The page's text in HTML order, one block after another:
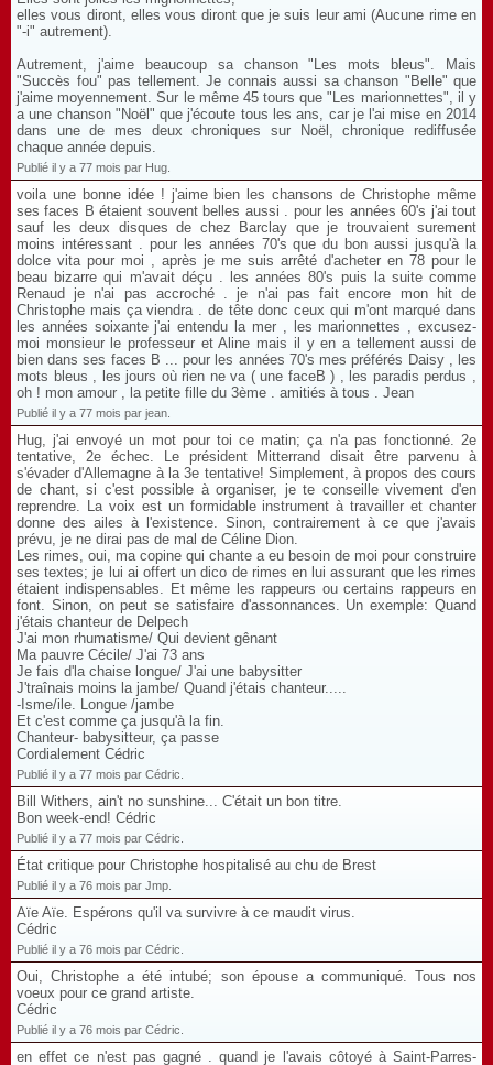
elles vous diront, elles vous diront que je suis leur ami (Aucune rime en
"-i" autrement).
Autrement, j'aime beaucoup sa chanson "Les mots bleus". Mais
"Succès fou" pas tellement. Je connais aussi sa chanson "Belle" que
j'aime moyennement. Sur le même 45 tours que "Les marionnettes", il y
a une chanson "Noël" que j'écoute tous les ans, car je l'ai mise en 2014
dans une de mes deux chroniques sur Noël, chronique rediffusée
chaque année depuis.
Publié il y a 77 mois par Hug.
voila une bonne idée ! j'aime bien les chansons de Christophe même
ses faces B étaient souvent belles aussi . pour les années 60's j'ai tout
sauf les deux disques de chez Barclay que je trouvaient surement
moins intéressant . pour les années 70's que du bon aussi jusqu'à la
dolce vita pour moi , après je me suis arrêté d'acheter en 78 pour le
beau bizarre qui m'avait déçu . les années 80's puis la suite comme
Renaud je n'ai pas accroché . je n'ai pas fait encore mon hit de
Christophe mais ça viendra . de tête donc ceux qui m'ont marqué dans
les années soixante j'ai entendu la mer , les marionnettes , excusez-
moi monsieur le professeur et Aline mais il y en a tellement aussi de
bien dans ses faces B ... pour les années 70's mes préférés Daisy , les
mots bleus , les jours où rien ne va ( une faceB ) , les paradis perdus ,
oh ! mon amour , la petite fille du 3ème . amitiés à tous . Jean
Publié il y a 77 mois par jean.
Hug, j'ai envoyé un mot pour toi ce matin; ça n'a pas fonctionné. 2e
tentative, 2e échec. Le président Mitterrand disait être parvenu à
s'évader d'Allemagne à la 3e tentative! Simplement, à propos des cours
de chant, si c'est possible à organiser, je te conseille vivement d'en
reprendre. La voix est un formidable instrument à travailler et chanter
donne des ailes à l'existence. Sinon, contrairement à ce que j'avais
prévu, je ne dirai pas de mal de Céline Dion.
Les rimes, oui, ma copine qui chante a eu besoin de moi pour construire
ses textes; je lui ai offert un dico de rimes en lui assurant que les rimes
étaient indispensables. Et même les rappeurs ou certains rappeurs en
font. Sinon, on peut se satisfaire d'assonnances. Un exemple: Quand
j'étais chanteur de Delpech
J'ai mon rhumatisme/ Qui devient gênant
Ma pauvre Cécile/ J'ai 73 ans
Je fais d'la chaise longue/ J'ai une babysitter
J'traînais moins la jambe/ Quand j'étais chanteur.....
-Isme/ile. Longue /jambe
Et c'est comme ça jusqu'à la fin.
Chanteur- babysitteur, ça passe
Cordialement Cédric
Publié il y a 77 mois par Cédric.
Bill Withers, ain't no sunshine... C'était un bon titre.
Bon week-end! Cédric
Publié il y a 77 mois par Cédric.
État critique pour Christophe hospitalisé au chu de Brest
Publié il y a 76 mois par Jmp.
Aïe Aïe. Espérons qu'il va survivre à ce maudit virus.
Cédric
Publié il y a 76 mois par Cédric.
Oui, Christophe a été intubé; son épouse a communiqué. Tous nos
voeux pour ce grand artiste.
Cédric
Publié il y a 76 mois par Cédric.
en effet ce n'est pas gagné . quand je l'avais côtoyé à Saint-Parres-